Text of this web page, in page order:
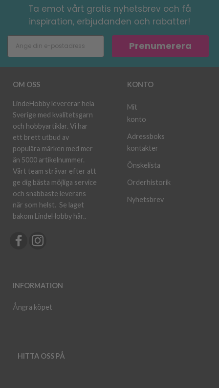
Ta emot vårt gratis nyhetsbrev och få
inspiration, erbjudanden och rabatter!
Prenumerera
OM OSS
LindeHobby levererar hela
Sverige med kvalitetsgarn
och hobbyartiklar. Vi har
ett brett utbud av
populära märken med mer
än 5000 artikelnummer.
Vårt team strävar efter att
ge dig bästa möjliga service
och snabbaste leverans
när som helst. Se laget
bakom LindeHobby här..
INFORMATION
Ångra köpet
KONTO
Mit
konto
Adressboks
kontakter
Önskelista
Orderhistorik
Nyhetsbrev
HITTA OSS PÅ